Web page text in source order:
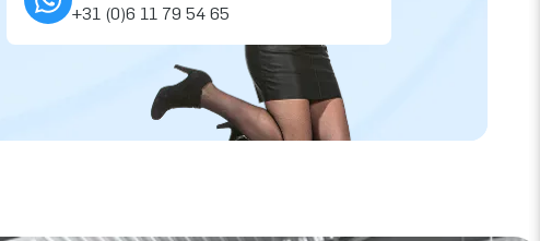
+31 (0)6 11 79 54 65